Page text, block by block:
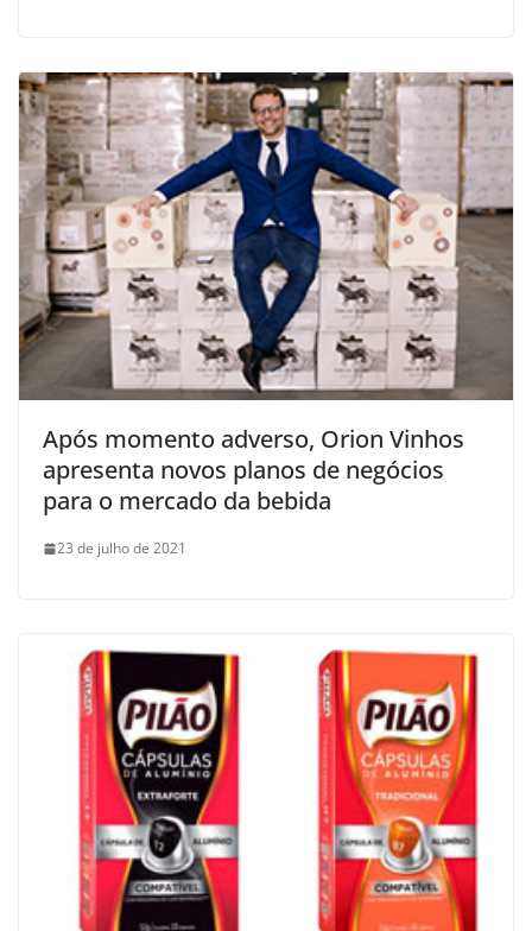
Após momento adverso, Orion Vinhos
apresenta novos planos de negócios
para o mercado da bebida
23 de julho de 2021